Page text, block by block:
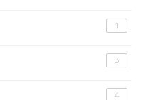
1
3
4